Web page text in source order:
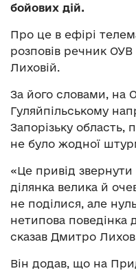
бойових дій.
Про це в ефірі
розповів речник ОУВ
Лиховій.
За його словами, на
Гуляйпільському
Запорізьку область,
не було жодної
«Це привід
ділянка велика й
не поділися, але
нетипова поведінка
сказав Дмитро
Він додав, що на